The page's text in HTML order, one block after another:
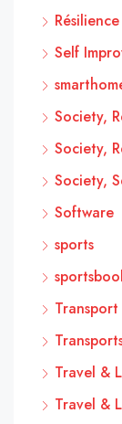
Self
Society,
Society,
Society,
Software
sports
Transport
Travel &
Travel &